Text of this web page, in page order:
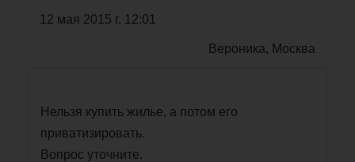
12 мая 2015 г. 12:01
Вероника, Москва
Нельзя купить жилье, а потом его
приватизировать.
Вопрос уточните.